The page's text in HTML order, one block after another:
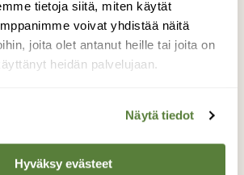
tietoja siitä, miten käytät
voivat yhdistää näitä
joita olet antanut heille tai joita on
heidän palvelujaan.
Näytä tiedot
Hyväksy evästeet
Sarvipöllö
tuli ja meni. muutaman
Olavi Kangas, Nokia 2.4.2023